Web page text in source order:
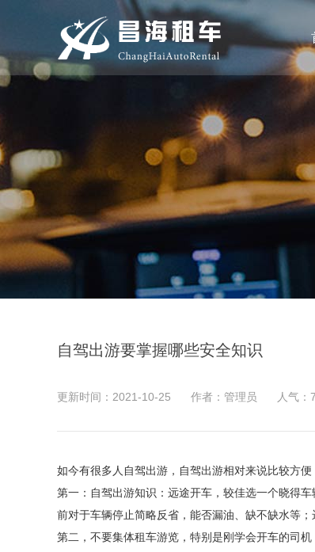
自驾出游要掌握哪些安全知识
更新时间：2021-10-25 作者：管理员 人气：
如今有很多人自驾出游，自驾出游相对来说比较方
第一：自驾出游知识：远途开车，较佳选一个晓得
前对于车辆停止简略反省，能否漏油、缺不缺水等
第二，不要集体租车游览，特别是刚学会开车的司